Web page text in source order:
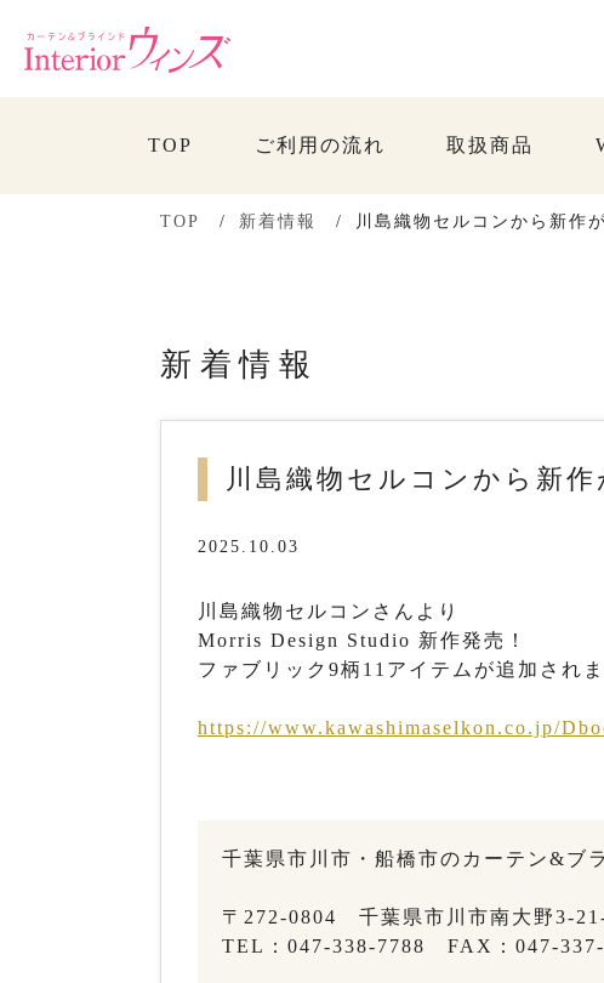
TOP ご利用の流れ 取扱商品
TOP 新着情報 川島織物セルコンから新作
新着情報
川島織物セルコンから新作
2025.10.03
川島織物セルコンさんより
Morris Design Studio 新作発売！
ファブリック9柄11アイテムが追加されま
https://www.kawashimaselkon.co.jp/
千葉県市川市・船橋市のカーテン&ブ
〒272-0804 千葉県市川市南大野3-
TEL：047-338-7788 FAX：047-337-